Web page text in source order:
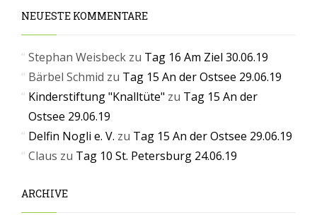
NEUESTE KOMMENTARE
Stephan Weisbeck zu Tag 16 Am Ziel 30.06.19
Bärbel Schmid zu Tag 15 An der Ostsee 29.06.19
Kinderstiftung "Knalltüte" zu Tag 15 An der
Ostsee 29.06.19
Delfin Nogli e. V. zu Tag 15 An der Ostsee 29.06.19
Claus zu Tag 10 St. Petersburg 24.06.19
ARCHIVE